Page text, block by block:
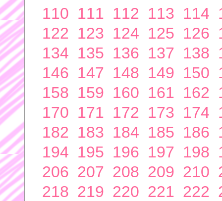
110 111 112 113 114
122 123 124 125 126
134 135 136 137 138
146 147 148 149 150
158 159 160 161 162
170 171 172 173 174
182 183 184 185 186
194 195 196 197 198
206 207 208 209 210
218 219 220 221 222